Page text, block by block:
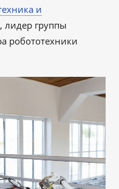
и
, лидер группы
робототехники